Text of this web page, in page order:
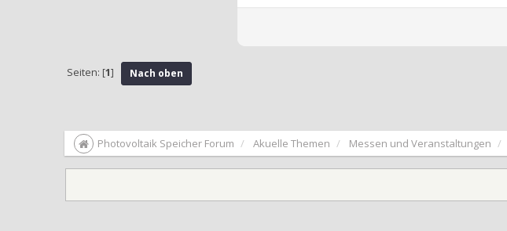
Seiten: [1] Nach oben
Photovoltaik Speicher Forum Akuelle Themen Messen und Veranstaltungen